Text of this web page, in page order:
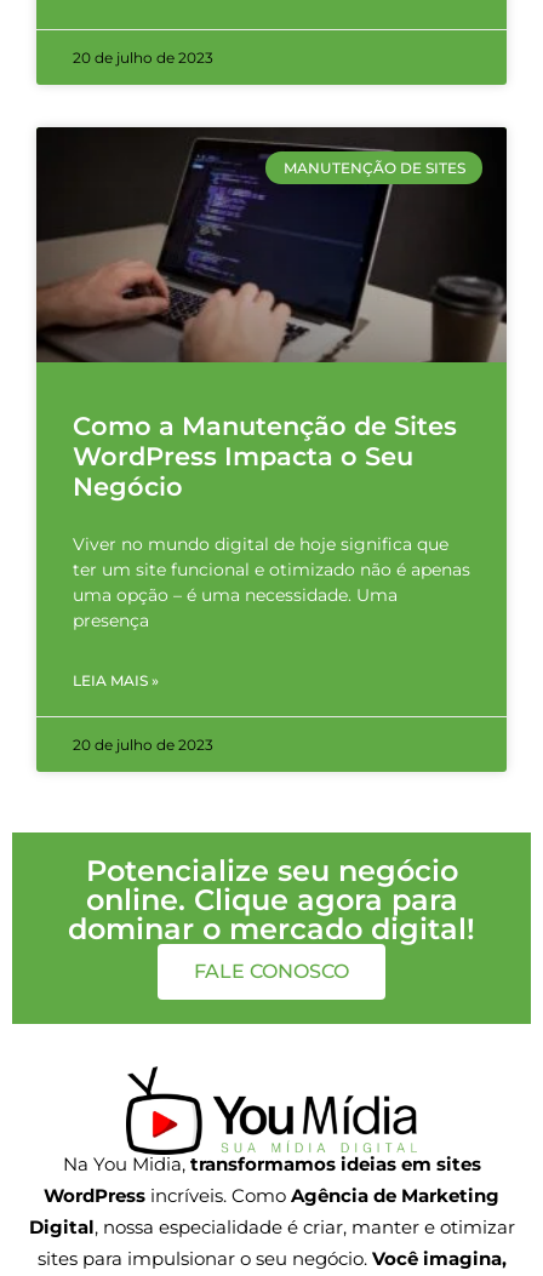
20 de julho de 2023
MANUTENÇÃO DE SITES
Como a Manutenção de Sites
WordPress Impacta o Seu
Negócio
Viver no mundo digital de hoje significa que
ter um site funcional e otimizado não é apenas
uma opção – é uma necessidade. Uma
presença
LEIA MAIS »
20 de julho de 2023
Potencialize seu negócio
online. Clique agora para
dominar o mercado digital!
FALE CONOSCO
Na You Midia, transformamos ideias em sites
WordPress incríveis. Como Agência de Marketing
Digital, nossa especialidade é criar, manter e otimizar
sites para impulsionar o seu negócio. Você imagina,